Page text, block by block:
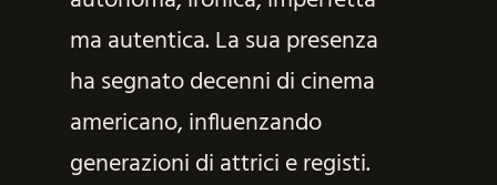
ma autentica. La sua presenza
ha segnato decenni di cinema
americano, influenzando
generazioni di attrici e registi.